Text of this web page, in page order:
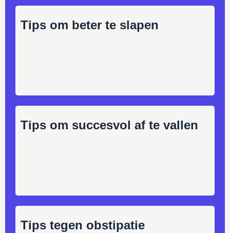
Tips om beter te slapen
Tips om succesvol af te vallen
Tips tegen obstipatie